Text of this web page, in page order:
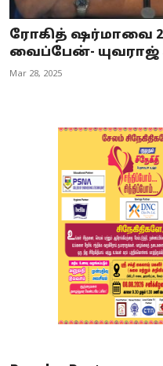
ரோகித் ஷர்மாவை
வைப்பேன்- யுவராஜ்
Mar 28, 2025